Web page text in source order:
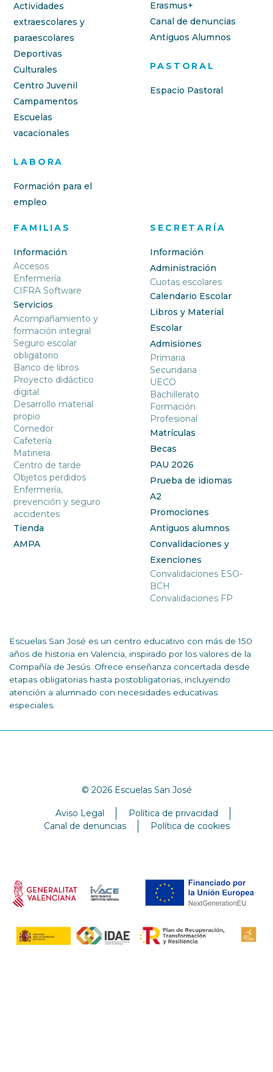
Actividades
extraescolares y
paraescolares
Deportivas
Culturales
Centro Juvenil
Campamentos
Escuelas
vacacionales
LABORA
Formación para el
empleo
Erasmus+
Canal de denuncias
Antiguos Alumnos
PASTORAL
Espacio Pastoral
FAMILIAS
Información
Accesos
Enfermería
CIFRA Software
Servicios
Acompañamiento y
formación integral
Seguro escolar
obligatorio
Banco de libros
Proyecto didáctico
digital
Desarrollo material
propio
Comedor
Cafetería
Matinera
Centro de tarde
Objetos perdidos
Enfermería,
prevención y seguro
accidentes
Tienda
AMPA
SECRETARÍA
Información
Administración
Cuotas escolares
Calendario Escolar
Libros y Material
Escolar
Admisiones
Primaria
Secundaria
UECO
Bachillerato
Formación
Profesional
Matrículas
Becas
PAU 2026
Prueba de idiomas
A2
Promociones
Antiguos alumnos
Convalidaciones y
Exenciones
Convalidaciones ESO-
BCH
Convalidaciones FP
Escuelas San José es un centro educativo con más de 150
años de historia en Valencia, inspirado por los valores de la
Compañía de Jesús. Ofrece enseñanza concertada desde
etapas obligatorias hasta postobligatorias, incluyendo
atención a alumnado con necesidades educativas
especiales.
© 2026 Escuelas San José
Aviso Legal
Política de privacidad
Canal de denuncias
Política de cookies